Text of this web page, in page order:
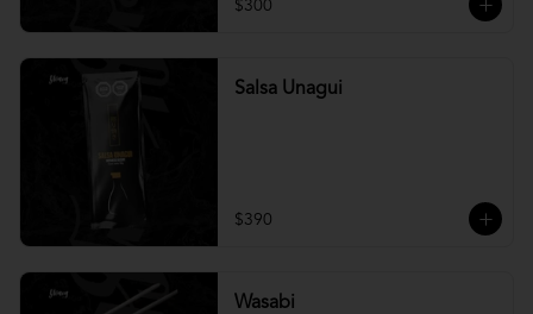
$300
Salsa Unagui
$390
Wasabi